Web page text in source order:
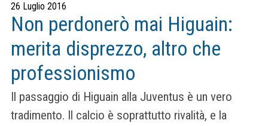
26 Luglio 2016
Non perdonerò mai Higuain:
merita disprezzo, altro che
professionismo
Il passaggio di Higuain alla Juventus è un vero
tradimento. Il calcio è soprattutto rivalità, e la